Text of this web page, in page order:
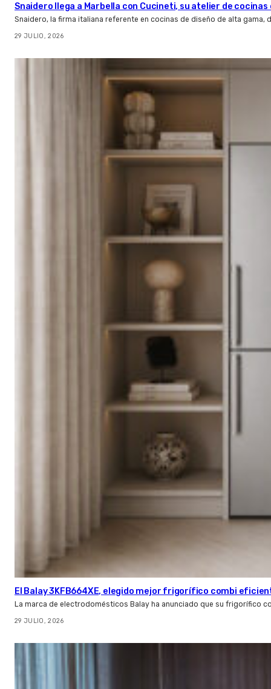
Snaidero llega a Marbella con Cucineti, su atelier de cocinas
Snaidero, la firma italiana referente en cocinas de diseño de alta gama,
29 JULIO, 2026
El Balay 3KFB664XE, elegido mejor frigorífico combi
La marca de electrodomésticos Balay ha anunciado que su frigorífico
29 JULIO, 2026